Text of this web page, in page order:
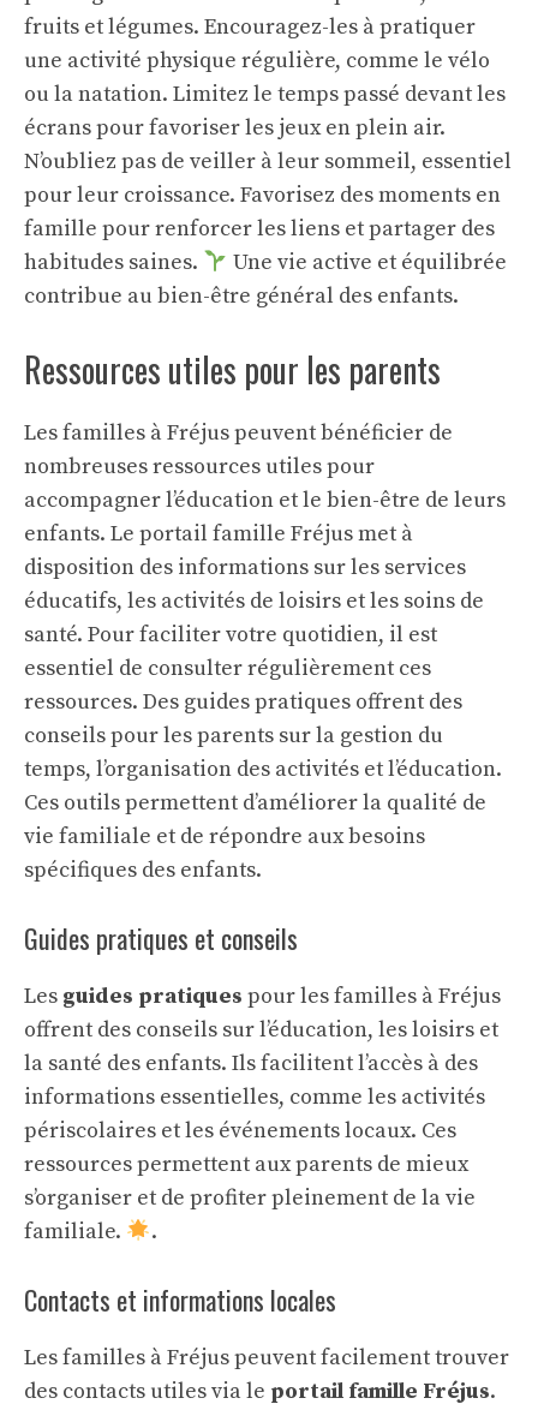
fruits et légumes. Encouragez-les à pratiquer
une activité physique régulière, comme le vélo
ou la natation. Limitez le temps passé devant les
écrans pour favoriser les jeux en plein air.
N’oubliez pas de veiller à leur sommeil, essentiel
pour leur croissance. Favorisez des moments en
famille pour renforcer les liens et partager des
habitudes saines.
Une vie active et équilibrée
contribue au bien-être général des enfants.
Ressources utiles pour les parents
Les familles à Fréjus peuvent bénéficier de
nombreuses ressources utiles pour
accompagner l’éducation et le bien-être de leurs
enfants. Le portail famille Fréjus met à
disposition des informations sur les services
éducatifs, les activités de loisirs et les soins de
santé. Pour faciliter votre quotidien, il est
essentiel de consulter régulièrement ces
ressources. Des guides pratiques offrent des
conseils pour les parents sur la gestion du
temps, l’organisation des activités et l’éducation.
Ces outils permettent d’améliorer la qualité de
vie familiale et de répondre aux besoins
spécifiques des enfants.
Guides pratiques et conseils
Les guides pratiques pour les familles à Fréjus
offrent des conseils sur l’éducation, les loisirs et
la santé des enfants. Ils facilitent l’accès à des
informations essentielles, comme les activités
périscolaires et les événements locaux. Ces
ressources permettent aux parents de mieux
s’organiser et de profiter pleinement de la vie
familiale.
.
Contacts et informations locales
Les familles à Fréjus peuvent facilement trouver
des contacts utiles via le portail famille Fréjus.